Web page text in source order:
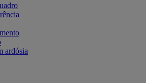
ardósia